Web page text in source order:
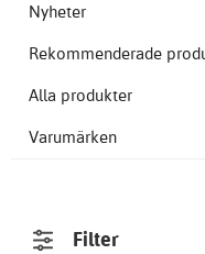
Nyheter
Rekommenderade
Alla produkter
Varumärken
Filter